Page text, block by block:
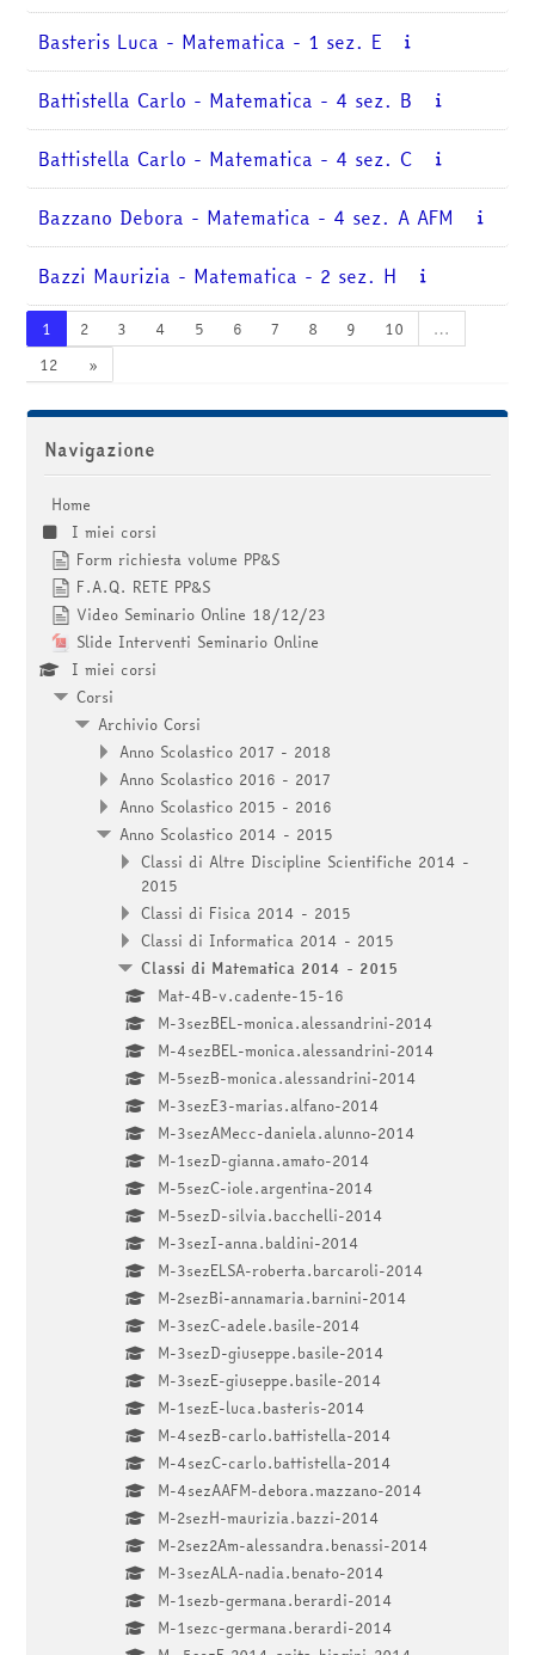
Basteris Luca - Matematica - 1 sez. E
Battistella Carlo - Matematica - 4 sez. B
Battistella Carlo - Matematica - 4 sez. C
Bazzano Debora - Matematica - 4 sez. A AFM
Bazzi Maurizia - Matematica - 2 sez. H
1 Pagina 1
2Pagina 2
3 Pagina 3
4 Pagina 4
5 Pagina 5
6 Pagina 6
7 Pagina 7
8 Pagina 8
9 Pagina 9
10 Pagina 10
…
12Pagina 12
»
Salta Navigazione
Navigazione
Home
I miei corsi
Form richiesta volume PP&S
F.A.Q. RETE PP&S
Video Seminario Online 18/12/23
Slide Interventi Seminario Online
I miei corsi
Corsi
Archivio Corsi
Anno Scolastico 2017 - 2018
Anno Scolastico 2016 - 2017
Anno Scolastico 2015 - 2016
Anno Scolastico 2014 - 2015
Classi di Altre Discipline Scientifiche 2014 -
2015
Classi di Fisica 2014 - 2015
Classi di Informatica 2014 - 2015
Classi di Matematica 2014 - 2015
Mat-4B-v.cadente-15-16
M-3sezBEL-monica.alessandrini-2014
M-4sezBEL-monica.alessandrini-2014
M-5sezB-monica.alessandrini-2014
M-3sezE3-marias.alfano-2014
M-3sezAMecc-daniela.alunno-2014
M-1sezD-gianna.amato-2014
M-5sezC-iole.argentina-2014
M-5sezD-silvia.bacchelli-2014
M-3sezI-anna.baldini-2014
M-3sezELSA-roberta.barcaroli-2014
M-2sezBi-annamaria.barnini-2014
M-3sezC-adele.basile-2014
M-3sezD-giuseppe.basile-2014
M-3sezE-giuseppe.basile-2014
M-1sezE-luca.basteris-2014
M-4sezB-carlo.battistella-2014
M-4sezC-carlo.battistella-2014
M-4sezAAFM-debora.mazzano-2014
M-2sezH-maurizia.bazzi-2014
M-2sez2Am-alessandra.benassi-2014
M-3sezALA-nadia.benato-2014
M-1sezb-germana.berardi-2014
M-1sezc-germana.berardi-2014